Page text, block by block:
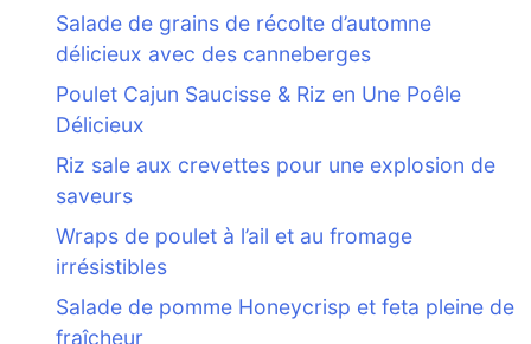
Salade de grains de récolte d’automne
délicieux avec des canneberges
Poulet Cajun Saucisse & Riz en Une Poêle
Délicieux
Riz sale aux crevettes pour une explosion de
saveurs
Wraps de poulet à l’ail et au fromage
irrésistibles
Salade de pomme Honeycrisp et feta pleine de
fraîcheur